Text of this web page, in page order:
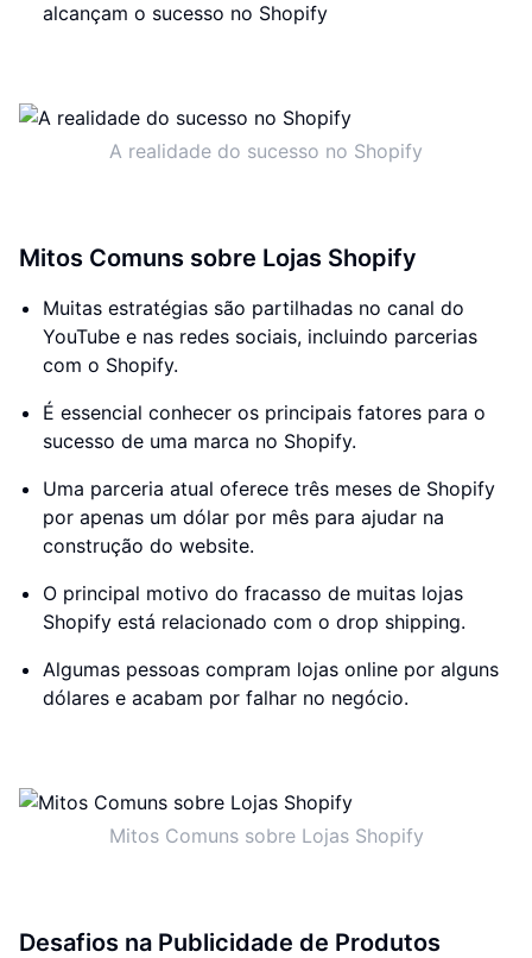
alcançam o sucesso no Shopify
A realidade do sucesso no Shopify
Mitos Comuns sobre Lojas Shopify
Muitas estratégias são partilhadas no canal do
YouTube e nas redes sociais, incluindo parcerias
com o Shopify.
É essencial conhecer os principais fatores para o
sucesso de uma marca no Shopify.
Uma parceria atual oferece três meses de Shopify
por apenas um dólar por mês para ajudar na
construção do website.
O principal motivo do fracasso de muitas lojas
Shopify está relacionado com o drop shipping.
Algumas pessoas compram lojas online por alguns
dólares e acabam por falhar no negócio.
Mitos Comuns sobre Lojas Shopify
Desafios na Publicidade de Produtos